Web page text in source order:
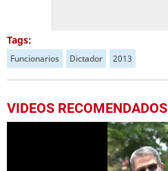
Tags:
Funcionarios Dictador 2013
VIDEOS RECOMENDADOS